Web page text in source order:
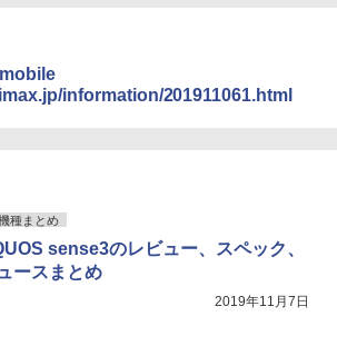
information/201911061.html
種まとめ
sense3のレビュー、スペック、
ースまとめ
2019年11月7日